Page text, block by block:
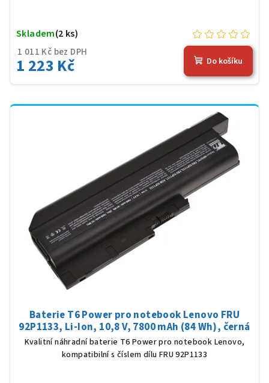
1 011 Kč bez DPH
1 223 Kč
Skladem(2 ks)
Do košíku
Baterie T6 Power pro notebook Lenovo FRU
92P1133, Li-Ion, 10,8 V, 7800 mAh (84 Wh), černá
Kvalitní náhradní baterie T6 Power pro notebook Lenovo,
kompatibilní s číslem dílu FRU 92P1133